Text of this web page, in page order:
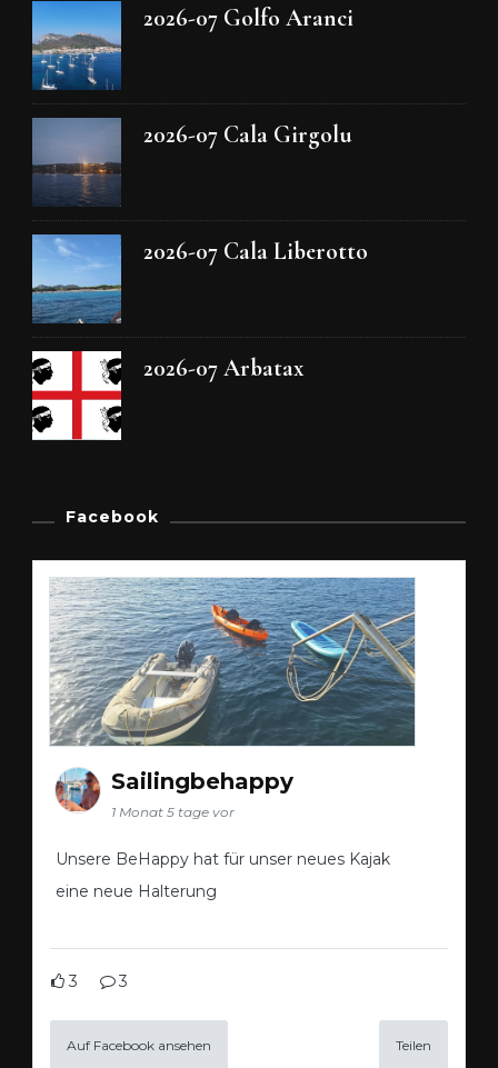
2026-07 Golfo Aranci
2026-07 Cala Girgolu
2026-07 Cala Liberotto
2026-07 Arbatax
Facebook
Sailingbehappy
1 Monat 5 tage vor
Unsere BeHappy hat für unser neues Kajak
eine neue Halterung
3 3
Auf Facebook ansehen Teilen